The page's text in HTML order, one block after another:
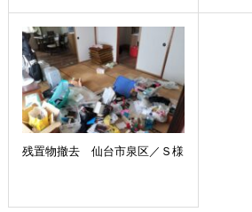
残置物撤去 仙台市泉区／Ｓ様